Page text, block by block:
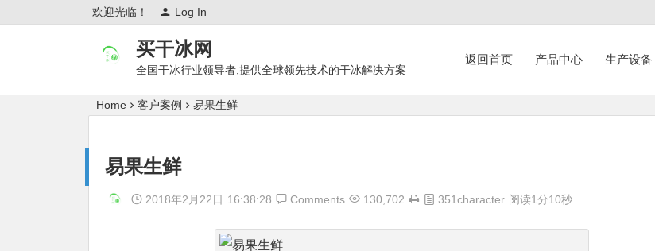
欢迎光临！ Log In
买干冰网
全国干冰行业领导者,提供全球领先技术的干冰解决方案
返回首页 产品中心 生产设备
Home 客户案例 易果生鲜
易果生鲜
2018年2月22日 16:38:28 Comments 130,702 351character 阅读1分10秒